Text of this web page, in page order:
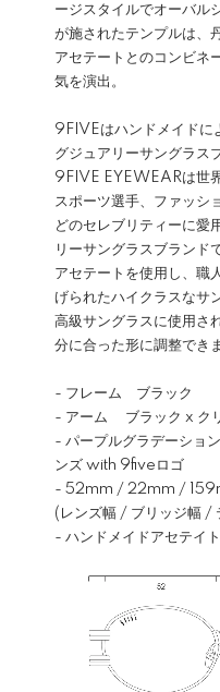
ージスタイルでオーバル
が施されたテンプルは、
アセテートとのコンビネ
気を演出。
9FIVEはハンドメイドに
グジュアリーサングラス
9FIVE EYEWEARは世
スポーツ選手、ファッシ
どのセレブリティーに愛
リーサングラスブランド
アセテートを使用し、職
げられたハイクラスなサ
高級サングラスに使用さ
分に合った形に調整でき
- フレーム ブラック
- アーム ブラック x ク
- パープルグラデーシ
ンズ with 9fiveロゴ
- 52mm / 22mm /
(レンズ幅 / ブリッジ幅 /
- ハンドメイドアセテイ